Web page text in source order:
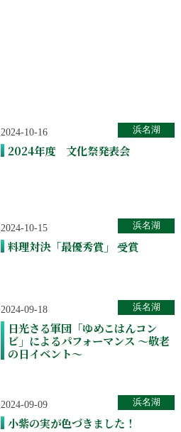
2024-10-16
2024年度 文化祭発表会
浜名湖
2024-10-15
料理対決「最優秀賞」 受賞
浜名湖
2024-09-18
日光さる軍団「ゆめこはんコン
ビ」によるパフォーマンス ～敬老
の日イベント～
浜名湖
2024-09-09
小紫の実が色づきました！
浜名湖